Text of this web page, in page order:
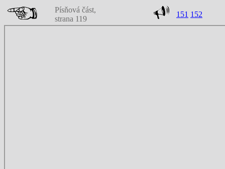
Písňová část,
strana 119
151 152